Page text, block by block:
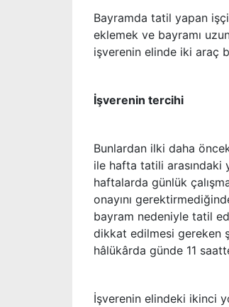
Bayramda tatil yapan
eklemek ve bayramı
işverenin elinde iki araç
İşverenin tercihi
Bunlardan ilki daha
ile hafta tatili arasındaki
haftalarda günlük
onayını
bayram nedeniyle tatil
dikkat edilmesi gereken
hâlükârda günde 11
İşverenin elindeki ikinci